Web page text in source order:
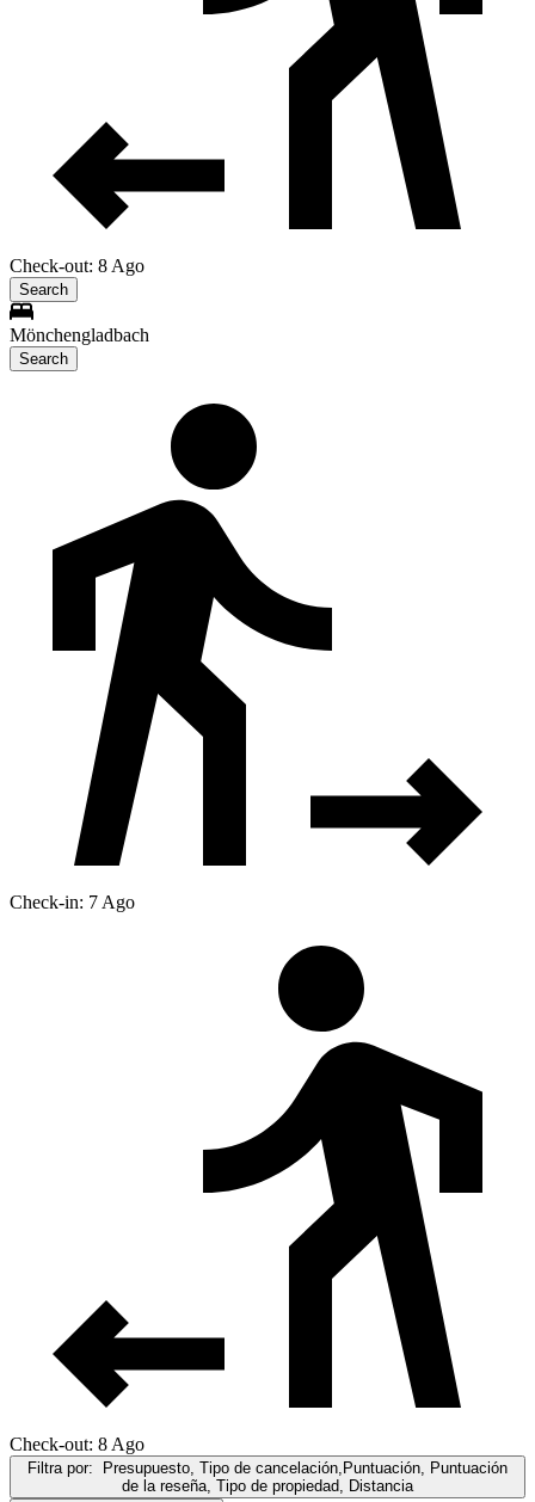
Check-out: 8 Ago
Search
Mönchengladbach
Search
Check-in: 7 Ago
Check-out: 8 Ago
Filtra por:
Presupuesto, Tipo de cancelación,Puntuación, Puntuación
de la reseña, Tipo de propiedad, Distancia